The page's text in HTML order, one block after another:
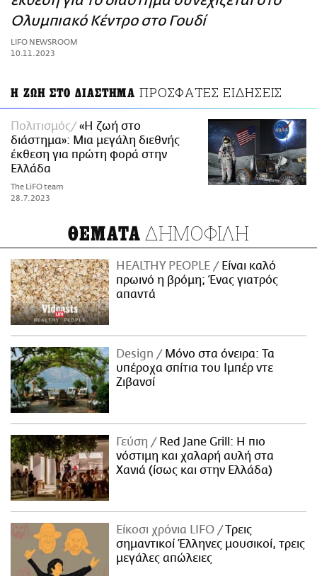
ΑΜΠΑ
PRINT
Ολυμπιακό Κέντρο στο Γουδί
LIFO NEWSROOM
10.11.2023
Η ΖΩΗ ΣΤΟ ΔΙΑΣΤΗΜΑ ΠΡΟΣΦΑΤΕΣ ΕΙΔΗΣΕΙΣ
Πολιτισμός
«Η ζωή στο
διάστημα»: Μια μεγάλη διεθνής
έκθεση για πρώτη φορά στην
Ελλάδα
The LiFO team
28.7.2023
ΘΕΜΑΤΑ ΔΗΜΟΦΙΛΗ
HEALTHY PEOPLE
Είναι καλό
πρωινό η βρόμη; Ένας γιατρός
απαντά
Design
Μόνο στα όνειρα: Τα
υπέροχα σπίτια του Ιμπέρ ντε
Ζιβανσί
Γεύση
Red Jane Grill: Η πιο
νόστιμη και χαλαρή αυλή στα
Χανιά (ίσως και στην Ελλάδα)
Είκοσι χρόνια LIFO
Tρεις
σημαντικοί Έλληνες μουσικοί, τρεις
μεγάλες απώλειες